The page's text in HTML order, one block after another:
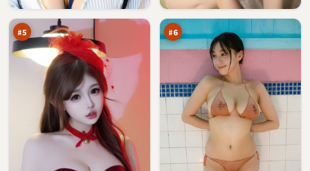
#5
声
壁
万
#6
序万